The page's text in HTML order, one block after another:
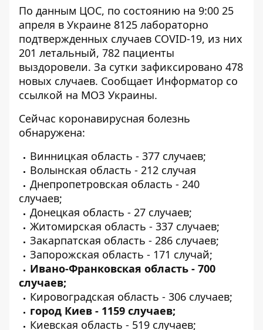
По данным ЦОС, по состоянию на 9:00 25
апреля в Украине 8125 лабораторно
подтвержденных случаев COVID-19, из них
201 летальный, 782 пациенты
выздоровели. За сутки зафиксировано 478
новых случаев. Сообщает Информатор со
ссылкой на МОЗ Украины.
Сейчас коронавирусная болезнь
обнаружена:
Винницкая область - 377 случаев;
Волынская область - 212 случая
Днепропетровская область - 240
случаев;
Донецкая область - 27 случаев;
Житомирская область - 337 случаев;
Закарпатская область - 286 случаев;
Запорожская область - 171 случай;
Ивано-Франковская область - 700
случаев;
Кировоградская область - 306 случаев;
город Киев - 1159 случаев;
Киевская область - 519 случаев;